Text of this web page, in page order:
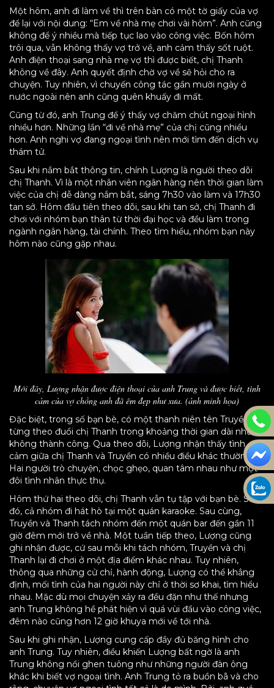
Một hôm, anh đi làm về thì trên bàn có một tờ giấy của vợ
để lại với nội dung: “Em về nhà mẹ chơi vài hôm”. Anh cũng
không để ý nhiều mà tiếp tục lao vào công việc. Bốn hôm
trôi qua, vẫn không thấy vợ trở về, anh cảm thấy sốt ruột.
Anh điện thoại sang nhà mẹ vợ thì được biết, chị Thanh
không về đây. Anh quyết định chờ vợ về sẽ hỏi cho ra
chuyện. Tuy nhiên, vì chuyến công tác gần mười ngày ở
nước ngoài nên anh cũng quên khuấy đi mất.
Cũng từ đó, anh Trung để ý thấy vợ chăm chút ngoại hình
nhiều hơn. Những lần “đi về nhà mẹ” của chị cũng nhiều
hơn. Anh nghi vợ đang ngoại tình nên mới tìm đến dịch vụ
thám tử.
Sau khi nắm bắt thông tin, chính Lượng là người theo dõi
chị Thanh. Vì là một nhân viên ngân hàng nên thời gian làm
việc của chị dễ dàng nắm bắt, sáng 7h30 vào làm và 17h30
tan sở. Hôm đầu tiên theo dõi, sau khi tan sở, chị Thanh đi
chơi với nhóm bạn thân từ thời đại học và đều làm trong
ngành ngân hàng, tài chính. Theo tìm hiểu, nhóm bạn này
hôm nào cũng gặp nhau.
Mới đây, Lượng nhận được điện thoại của anh Trung và được biết, tình
cảm của vợ chồng anh đã êm đẹp như xưa. (ảnh minh họa)
Đặc biệt, trong số bạn bè, có một thanh niên tên Truyền,
từng theo đuổi chị Thanh trong khoảng thời gian dài nhưng
không thành công. Qua theo dõi, Lượng nhận thấy tình
cảm giữa chị Thanh và Truyền có nhiều điều khác thường.
Hai người trò chuyện, chọc ghẹo, quan tâm nhau như một
đôi tình nhân thực thụ.
Hôm thứ hai theo dõi, chị Thanh vẫn tụ tập với bạn bè. Sau
đó, cả nhóm đi hát hò tại một quán karaoke. Sau cùng,
Truyền và Thanh tách nhóm đến một quán bar đến gần 11
giờ đêm mới trở về nhà. Một tuần tiếp theo, Lượng cũng
ghi nhận được, cứ sau mỗi khi tách nhóm, Truyền và chị
Thanh lại đi chơi ở một địa điểm khác nhau. Tuy nhiên,
thông qua những cử chỉ, hành động, Lượng có thể khẳng
định, mối tình của hai người này chỉ ở thời sơ khai, tìm hiểu
nhau. Mặc dù mọi chuyện xảy ra đều đặn như thế nhưng
anh Trung không hề phát hiện vì quá vùi đầu vào công việc,
đêm nào cũng hơn 12 giờ khuya mới về tới nhà.
Sau khi ghi nhận, Lượng cung cấp đầy đủ băng hình cho
anh Trung. Tuy nhiên, điều khiến Lượng bất ngờ là anh
Trung không nổi ghen tuông như những người đàn ông
khác khi biết vợ ngoại tình. Anh Trung tỏ ra buồn bã và cho